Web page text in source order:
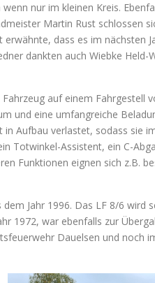
nur im kleinen Kreis.
Martin Rust schlossen
dass es im nächsten
dankten auch Wiebke
auf einem
und eine umfangreiche
Aufbau verlastet, sodass sie
Totwinkel-Assistent, ein C-
Funktionen eignen sich z.B.
Jahr 1996. Das LF 8/6
1972, war ebenfalls zur
Dauelsen und noch